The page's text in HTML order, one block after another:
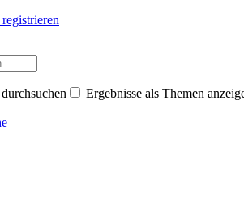
Ergebnisse als Themen